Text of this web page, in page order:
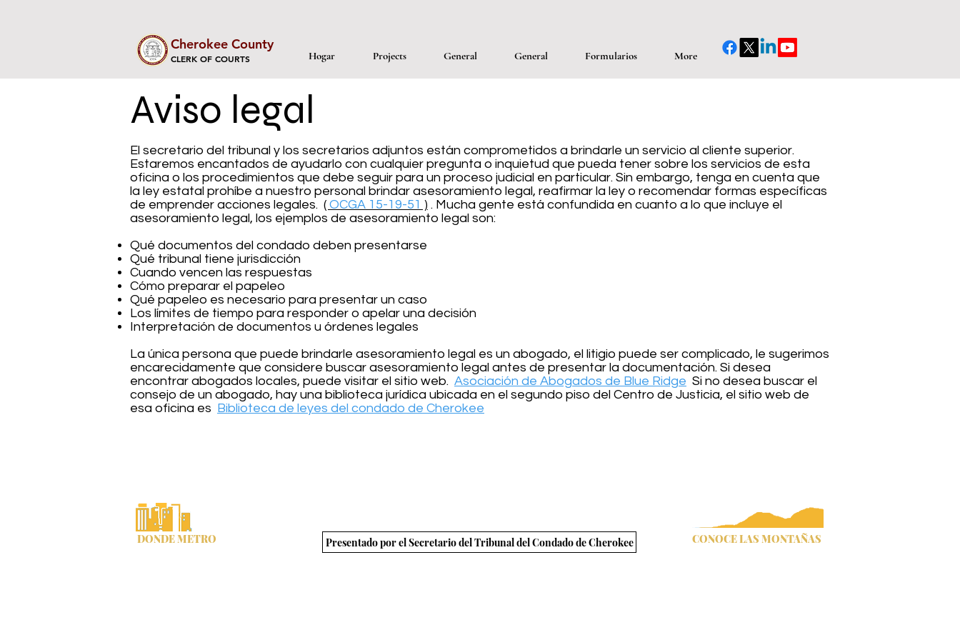
Cherokee County
CLERK OF COURTS Hogar Projects General General Formularios More
Aviso legal
El secretario del tribunal y los secretarios adjuntos están comprometidos a brindarle un servicio al cliente superior.
Estaremos encantados de ayudarlo con cualquier pregunta o inquietud que pueda tener sobre los servicios de esta
oficina o los procedimientos que debe seguir para un proceso judicial en particular. Sin embargo, tenga en cuenta que
la ley estatal prohíbe a nuestro personal brindar asesoramiento legal, reafirmar la ley o recomendar formas específicas
de emprender acciones legales. ( OCGA 15-19-51 ) . Mucha gente está confundida en cuanto a lo que incluye el
asesoramiento legal, los ejemplos de asesoramiento legal son:
Qué documentos del condado deben presentarse
Qué tribunal tiene jurisdicción
Cuando vencen las respuestas
Cómo preparar el papeleo
Qué papeleo es necesario para presentar un caso
Los límites de tiempo para responder o apelar una decisión
Interpretación de documentos u órdenes legales
La única persona que puede brindarle asesoramiento legal es un abogado, el litigio puede ser complicado, le sugerimos
encarecidamente que considere buscar asesoramiento legal antes de presentar la documentación. Si desea
encontrar abogados locales, puede visitar el sitio web. Asociación de Abogados de Blue Ridge Si no desea buscar el
consejo de un abogado, hay una biblioteca jurídica ubicada en el segundo piso del Centro de Justicia, el sitio web de
esa oficina es Biblioteca de leyes del condado de Cherokee
Presentado por el Secretario del Tribunal del Condado de Cherokee
DONDE METRO CONOCE LAS MONTAÑAS